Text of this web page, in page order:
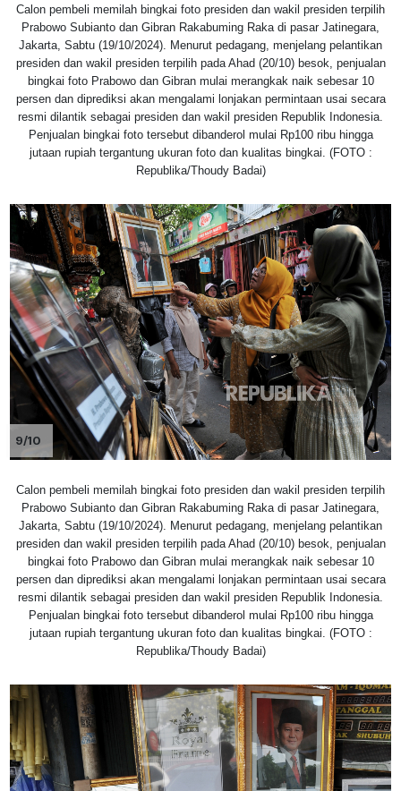
Calon pembeli memilah bingkai foto presiden dan wakil presiden terpilih
Prabowo Subianto dan Gibran Rakabuming Raka di pasar Jatinegara,
Jakarta, Sabtu (19/10/2024). Menurut pedagang, menjelang pelantikan
presiden dan wakil presiden terpilih pada Ahad (20/10) besok, penjualan
bingkai foto Prabowo dan Gibran mulai merangkak naik sebesar 10
persen dan diprediksi akan mengalami lonjakan permintaan usai secara
resmi dilantik sebagai presiden dan wakil presiden Republik Indonesia.
Penjualan bingkai foto tersebut dibanderol mulai Rp100 ribu hingga
jutaan rupiah tergantung ukuran foto dan kualitas bingkai. (FOTO :
Republika/Thoudy Badai)
9/10
Calon pembeli memilah bingkai foto presiden dan wakil presiden terpilih
Prabowo Subianto dan Gibran Rakabuming Raka di pasar Jatinegara,
Jakarta, Sabtu (19/10/2024). Menurut pedagang, menjelang pelantikan
presiden dan wakil presiden terpilih pada Ahad (20/10) besok, penjualan
bingkai foto Prabowo dan Gibran mulai merangkak naik sebesar 10
persen dan diprediksi akan mengalami lonjakan permintaan usai secara
resmi dilantik sebagai presiden dan wakil presiden Republik Indonesia.
Penjualan bingkai foto tersebut dibanderol mulai Rp100 ribu hingga
jutaan rupiah tergantung ukuran foto dan kualitas bingkai. (FOTO :
Republika/Thoudy Badai)